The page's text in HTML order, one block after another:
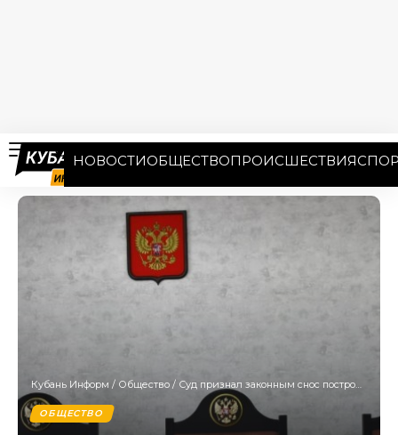
НОВОСТИОБЩЕСТВОПРОИСШЕСТВИЯ
Кубань Информ / Общество / Суд признал законным снос построек на землях бывшей базы отдыха в Абрау-Дюрсо
ОБЩЕСТВО